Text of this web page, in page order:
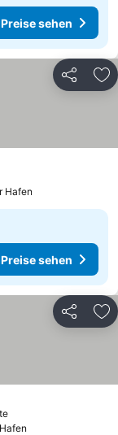
Preise sehen
Teilen
Hafen
Preise sehen
Teilen
Preise sehen